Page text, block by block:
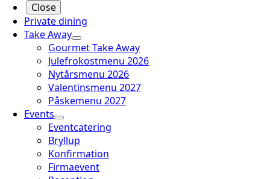
Close
Private dining
Take Away
Gourmet Take Away
Julefrokostmenu 2026
Nytårsmenu 2026
Valentinsmenu 2027
Påskemenu 2027
Events
Eventcatering
Bryllup
Konfirmation
Firmaevent